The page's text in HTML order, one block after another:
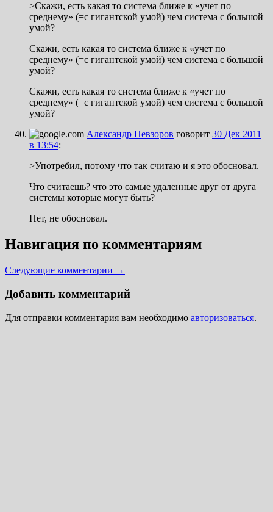
>Скажи, есть какая то система ближе к «учет по
среднему» (=с гигантской умой) чем система с большой
умой?
Скажи, есть какая то система ближе к «учет по
среднему» (=с гигантской умой) чем система с большой
умой?
Скажи, есть какая то система ближе к «учет по
среднему» (=с гигантской умой) чем система с большой
умой?
Александр Невзоров говорит 30 Дек 2011
в 13:54:
>Употребил, потому что так считаю и я это обосновал.
Что считаешь? что это самые удаленные друг от друга
системы которые могут быть?
Нет, не обосновал.
Навигация по комментариям
Следующие комментарии →
Добавить комментарий
Для отправки комментария вам необходимо авторизоваться.